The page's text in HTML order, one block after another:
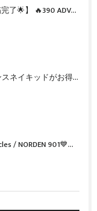
【🌟本日のYouTube投稿完了🌟】 🔥390 ADVENTURE R × KTM山形 オリジナルデカール仕様誕生🔥
🔥KTMハイパフォーマンスネイキッドがお得に手に入るチャンス🔥
【💙Husqvarna Motorcycles / NORDEN 901💙】 ご納車おめでとうございます🎉✨